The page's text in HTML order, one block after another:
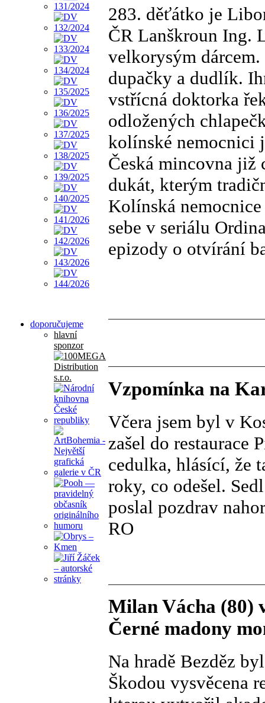
doporučujeme
hlavní
sponzor
283. děťátko je
ČR Lanškroun Ing.
velkorysým
dupačky a dudlík.
vstřícná doktorka
odložených
kolínské nemocnici
Česká mincovna již
dukát, kterým
Kolínská
sebe v seriálu
epizody o otvírání
Vzpomínka na
Včera jsem byl v
zašel do restaurace
cedulka, hlásící, že
roky, co odešel.
poslal pozdrav
RO
Milan Vácha (80)
Černé madony
Na hradě Bezděz
Škodou vysvěcena